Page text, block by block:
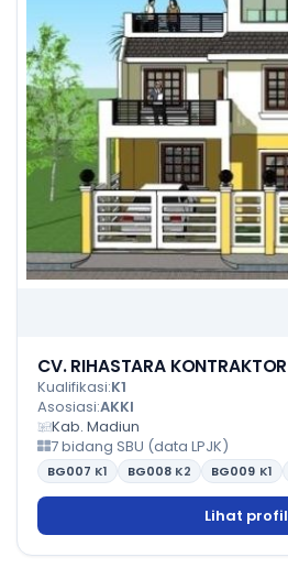
CV. RIHASTARA KONTRAKTOR
Kualifikasi:K1
Asosiasi:AKKI
Kab. Madiun
7 bidang SBU (data LPJK)
BG007 K1 BG008 K2 BG009 K1
Lihat profil